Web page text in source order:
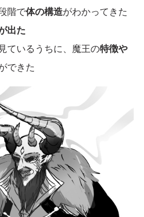
階で体の構造がわかってきた
出た
ているうちに、魔王の特徴や
できた